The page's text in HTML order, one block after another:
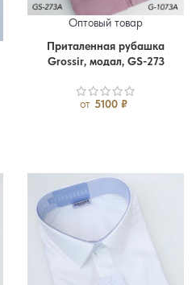
Оптовый товар
Упаковка
Приталенная рубашка
Grossir, модал, GS-273
от 5100 ₽